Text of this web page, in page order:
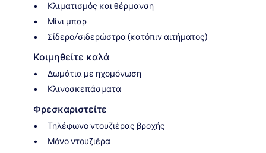
Κλιματισμός και θέρμανση
Μίνι μπαρ
Σίδερο/σιδερώστρα (κατόπιν αιτήματος)
Κοιμηθείτε καλά
Δωμάτια με ηχομόνωση
Κλινοσκεπάσματα
Φρεσκαριστείτε
Τηλέφωνο ντουζιέρας βροχής
Μόνο ντουζιέρα